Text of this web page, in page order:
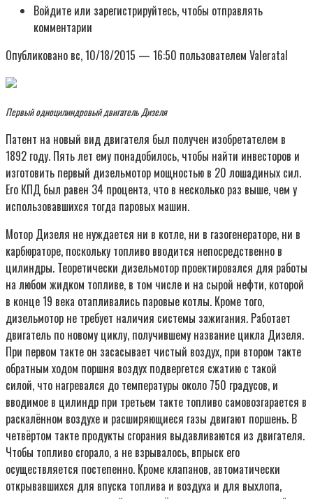
Войдите или зарегистрируйтесь, чтобы отправлять
комментарии
Опубликовано вс, 10/18/2015 — 16:50 пользователем Valeratal
Первый одноцилиндровый двигатель Дизеля
Патент на новый вид двигателя был получен изобретателем в
1892 году. Пять лет ему понадобилось, чтобы найти инвесторов и
изготовить первый дизельмотор мощностью в 20 лошадиных сил.
Его КПД был равен 34 процента, что в несколько раз выше, чем у
использовавшихся тогда паровых машин.
Мотор Дизеля не нуждается ни в котле, ни в газогенераторе, ни в
карбюраторе, поскольку топливо вводится непосредственно в
цилиндры. Теоретически дизельмотор проектировался для работы
на любом жидком топливе, в том числе и на сырой нефти, которой
в конце 19 века отапливались паровые котлы. Кроме того,
дизельмотор не требует наличия системы зажигания. Работает
двигатель по новому циклу, получившему название цикла Дизеля.
При первом такте он засасывает чистый воздух, при втором такте
обратным ходом поршня воздух подвергется сжатию с такой
силой, что нагревался до температуры около 750 градусов, и
вводимое в цилиндр при третьем такте топливо самовозгарается в
раскалённом воздухе и расширяющиеся газы двигают поршень. В
четвёртом такте продукты сгорания выдавливаются из двигателя.
Чтобы топливо сгорало, а не взрывалось, впрыск его
осуществляется постепенно. Кроме клапанов, автоматически
открывавшихся для впуска топлива и воздуха и для выхлопа,